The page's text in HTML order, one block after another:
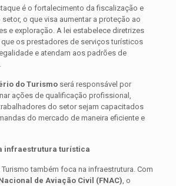
é o fortalecimento da fiscalização e
o que visa aumentar a proteção ao
e exploração. A lei estabelece diretrizes
os prestadores de serviços turísticos
e atendam aos padrões de
do Turismoserá responsável por
ações de qualificação profissional,
do setor sejam capacitados
do mercado de maneira eficiente e
infraestrutura turística
Turismo também foca na infraestrutura. Com
de Aviação Civil (FNAC) , o